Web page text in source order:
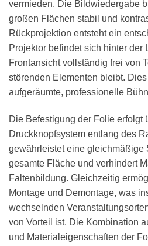
vermieden. Die Bildwiedergabe
großen Flächen stabil und
Rückprojektion entsteht ein
Projektor befindet sich hinter der
Frontansicht vollständig frei von
störenden Elementen bleibt.
aufgeräumte, professionelle
Die Befestigung der Folie erfolgt
Druckknopfsystem entlang des
gewährleistet eine gleichmäßige
gesamte Fläche und verhindert
Faltenbildung. Gleichzeitig
Montage und Demontage, was
wechselnden
von Vorteil ist. Die Kombination
und Materialeigenschaften der